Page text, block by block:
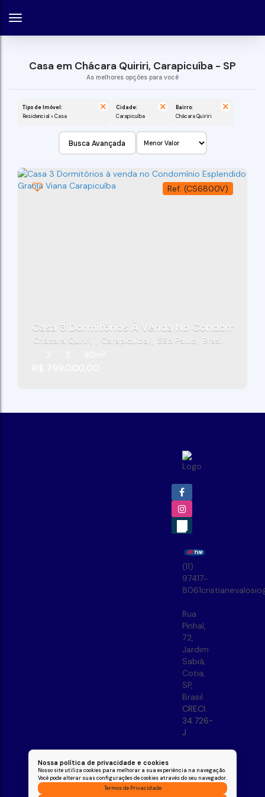
Nossa política de privacidade e cookies
Nosso site utiliza cookies para melhorar a sua experiência na navegação.
Você pode alterar suas configurações de cookies através do seu navegador.
Termos de Privacidade
Casa em Chácara Quiriri, Carapicuíba - SP
Tipo de Imóvel:
Residencial » Casa
Cidade:
Carapicuíba
Bairro:
Chácara Quiriri
Busca Avançada
(CS6800V)
Casa 3 Dormitórios À Venda No Condomínio
Chácara Quiriri Carapicuíba São Paulo
Brasil
(11)
97417-
8061
Rua
Pinhal,
72,
Jardim
Sabiá,
Cotia,
SP,
Brasil
CRECI:
34.726-
J